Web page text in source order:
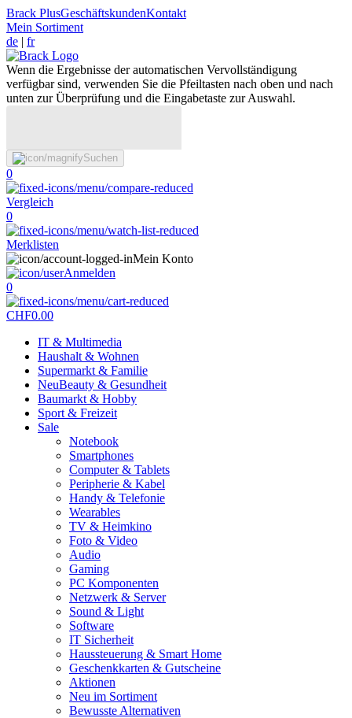
Brack PlusGeschäftskundenKontakt
Mein Sortiment
de | fr
Wenn die Ergebnisse der automatischen Vervollständigung
verfügbar sind, verwenden Sie die Pfeiltasten nach oben und nach
unten zur Überprüfung und die Eingabetaste zur Auswahl.
Suchen
0
Vergleich
0
Merklisten
Mein Konto
Anmelden
0
CHF0.00
IT & Multimedia
Haushalt & Wohnen
Supermarkt & Familie
NeuBeauty & Gesundheit
Baumarkt & Hobby
Sport & Freizeit
Sale
Notebook
Smartphones
Computer & Tablets
Peripherie & Kabel
Handy & Telefonie
Wearables
TV & Heimkino
Foto & Video
Audio
Gaming
PC Komponenten
Netzwerk & Server
Sound & Light
Software
IT Sicherheit
Haussteuerung & Smart Home
Geschenkkarten & Gutscheine
Aktionen
Neu im Sortiment
Bewusste Alternativen